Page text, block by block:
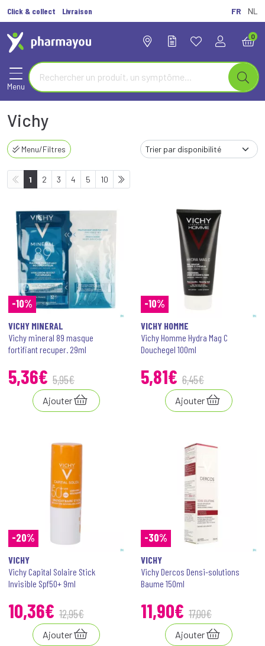
Click & collect Livraison FR NL
0
Menu
Vichy
Menu/Filtres
1 2 3 4 5 10
-10%
VICHY MINERAL
Vichy mineral 89 masque
fortifiant recuper. 29ml
5,36€ 5,95€
Ajouter
-10%
VICHY HOMME
Vichy Homme Hydra Mag C
Douchegel 100ml
5,81€ 6,45€
Ajouter
-20%
VICHY
Vichy Capital Solaire Stick
Invisible Spf50+ 9ml
10,36€ 12,95€
Ajouter
-30%
VICHY
Vichy Dercos Densi-solutions
Baume 150ml
11,90€ 17,00€
Ajouter